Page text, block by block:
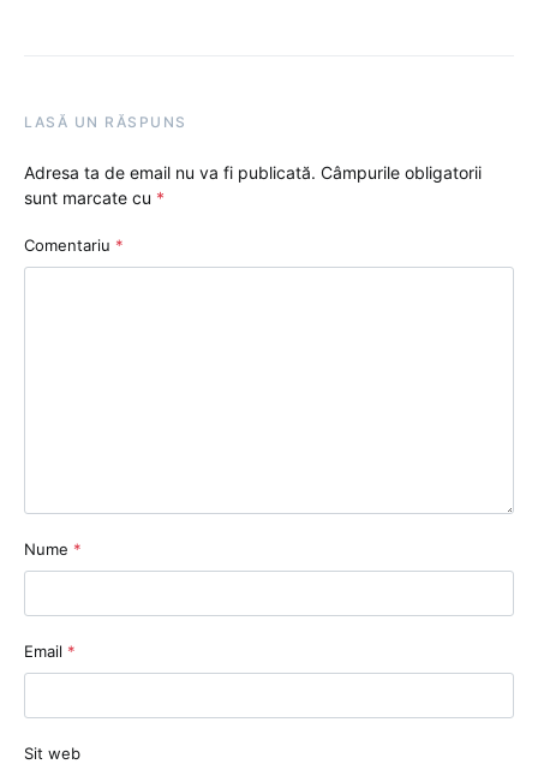
LASĂ UN RĂSPUNS
Adresa ta de email nu va fi publicată. Câmpurile obligatorii
sunt marcate cu *
Comentariu *
Nume *
Email *
Sit web